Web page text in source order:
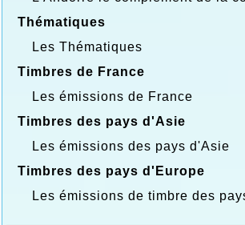
Thématiques
Les Thématiques
Timbres de France
Les émissions de France
Timbres des pays d'Asie
Les émissions des pays d'Asie
Timbres des pays d'Europe
Les émissions de timbre des